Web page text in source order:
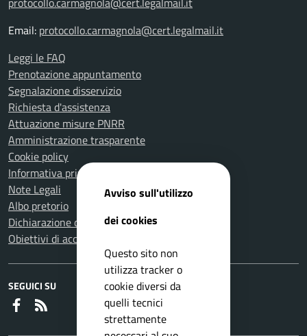
Email: protocollo.carmagnola@cert.legalmail.it
Leggi le FAQ
Prenotazione appuntamento
Segnalazione disservizio
Richiesta d'assistenza
Attuazione misure PNRR
Amministrazione trasparente
Cookie policy
Informativa privacy
Note Legali
Albo pretorio
Dichiarazione di accessibilità
Obiettivi di accessibilità
SEGUICI SU
Faceboook
Avviso sull'utilizzo
dei cookies
Questo sito non
utilizza tracker o
cookie diversi da
quelli tecnici
strettamente